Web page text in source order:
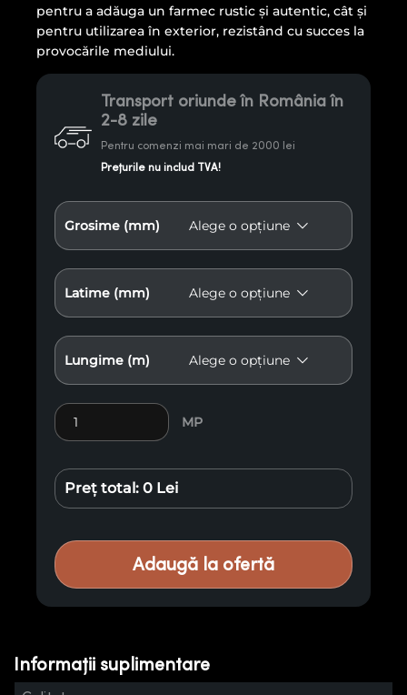
pentru a adăuga un farmec rustic și autentic, cât și
pentru utilizarea în exterior, rezistând cu succes la
provocările mediului.
Transport oriunde în România în
2-8 zile
Pentru comenzi mai mari de 2000 lei
Prețurile nu includ TVA!
Grosime (mm)
Latime (mm)
Lungime (m)
Cantitate Lambriu Premium M31
MP
Preț total: 0 Lei
Adaugă la ofertă
Informații suplimentare